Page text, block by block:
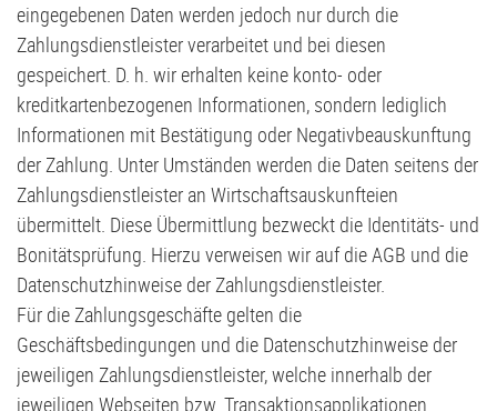
eingegebenen Daten werden jedoch nur durch die
Zahlungsdienstleister verarbeitet und bei diesen
gespeichert. D. h. wir erhalten keine konto- oder
kreditkartenbezogenen Informationen, sondern lediglich
Informationen mit Bestätigung oder Negativbeauskunftung
der Zahlung. Unter Umständen werden die Daten seitens der
Zahlungsdienstleister an Wirtschaftsauskunfteien
übermittelt. Diese Übermittlung bezweckt die Identitäts- und
Bonitätsprüfung. Hierzu verweisen wir auf die AGB und die
Datenschutzhinweise der Zahlungsdienstleister.
Für die Zahlungsgeschäfte gelten die
Geschäftsbedingungen und die Datenschutzhinweise der
jeweiligen Zahlungsdienstleister, welche innerhalb der
jeweiligen Webseiten bzw. Transaktionsapplikationen